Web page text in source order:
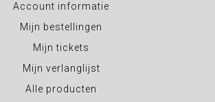
Account informatie
Mijn bestellingen
Mijn tickets
Mijn verlanglijst
Alle producten